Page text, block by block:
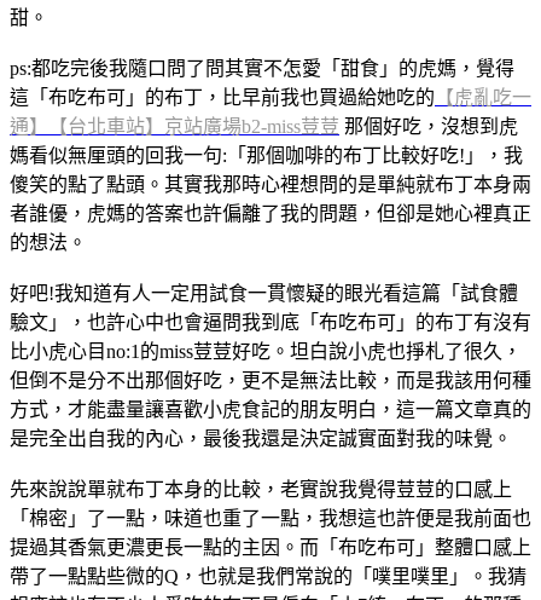
甜。
ps:都吃完後我隨口問了問其實不怎愛「甜食」的虎媽，覺得
這「布吃布可」的布丁，比早前我也買過給她吃的 【虎亂吃一
通】【台北車站】京站廣場b2-miss荳荳 那個好吃，沒想到虎
媽看似無厘頭的回我一句:「那個咖啡的布丁比較好吃!」，我
傻笑的點了點頭。其實我那時心裡想問的是單純就布丁本身兩
者誰優，虎媽的答案也許偏離了我的問題，但卻是她心裡真正
的想法。
好吧!我知道有人一定用試食一貫懷疑的眼光看這篇「試食體
驗文」，也許心中也會逼問我到底「布吃布可」的布丁有沒有
比小虎心目no:1的miss荳荳好吃。坦白說小虎也掙札了很久，
但倒不是分不出那個好吃，更不是無法比較，而是我該用何種
方式，才能盡量讓喜歡小虎食記的朋友明白，這一篇文章真的
是完全出自我的內心，最後我還是決定誠實面對我的味覺。
先來說說單就布丁本身的比較，老實說我覺得荳荳的口感上
「棉密」了一點，味道也重了一點，我想這也許便是我前面也
提過其香氣更濃更長一點的主因。而「布吃布可」整體口感上
帶了一點點些微的Q，也就是我們常說的「噗里噗里」。我猜